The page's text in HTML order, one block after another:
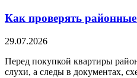
Как проверять
29.07.2026
Перед покупкой квартиры
слухи, а следы в документах,